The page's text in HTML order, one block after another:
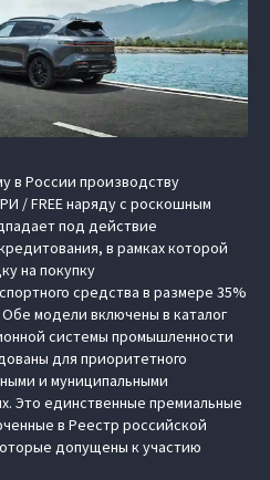
в России производству
/ FREE наряду с роскошным
под действие
в рамках которой
на покупку
средства в размере 35%
модели включены в каталог
системы промышленности
для приоритетного
и муниципальными
Это единственные премиальные
в Реестр российской
допущены к участию